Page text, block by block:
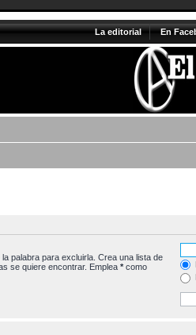
La editorial En
palabra para excluirla. Crea una lista de
se quiere encontrar. Emplea *como